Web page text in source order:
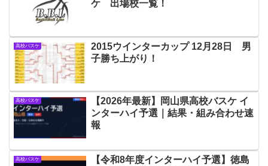
ケ 出場校一覧！
高校バスケ
2015ウインターカップ 12月28日 男
子勝ち上がり！
高校バスケ
【2026年最新】岡山県高校バスケ イ
ンターハイ予選｜結果・組み合わせ速
報
高校バスケ
【令和8年度インターハイ予選】徳島